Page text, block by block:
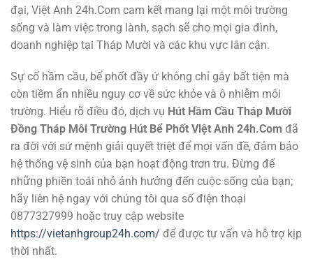
đại, Việt Anh 24h.Com cam kết mang lại một môi trường
sống và làm việc trong lành, sạch sẽ cho mọi gia đình,
doanh nghiệp tại Tháp Mười và các khu vực lân cận.
Sự cố hầm cầu, bể phốt đầy ứ không chỉ gây bất tiện mà
còn tiềm ẩn nhiều nguy cơ về sức khỏe và ô nhiễm môi
trường. Hiểu rõ điều đó, dịch vụ Hút Hầm Cầu Tháp Mười
Đồng Tháp Môi Trường Hút Bể Phốt Việt Anh 24h.Com đã
ra đời với sứ mệnh giải quyết triệt để mọi vấn đề, đảm bảo
hệ thống vệ sinh của bạn hoạt động trơn tru. Đừng để
những phiền toái nhỏ ảnh hưởng đến cuộc sống của bạn;
hãy liên hệ ngay với chúng tôi qua số điện thoại
0877327999 hoặc truy cập website
https://vietanhgroup24h.com/ để được tư vấn và hỗ trợ kịp
thời nhất.